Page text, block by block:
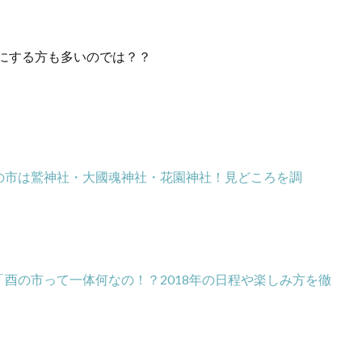
する方も多いのでは？？
市は鷲神社・大國魂神社・花園神社！見どころを調
酉の市って一体何なの！？2018年の日程や楽しみ方を徹